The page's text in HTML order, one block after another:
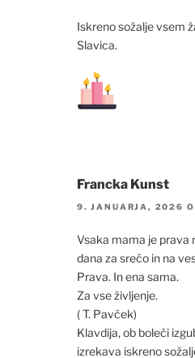
Iskreno sožalje vsem
Slavica.
Francka Kunst
9. JANUARJA, 2026
Vsaka mama je prava
dana za srečo in na
Prava. In ena sama.
Za vse življenje.
( T. Pavček)
Klavdija, ob boleči
izrekava iskreno